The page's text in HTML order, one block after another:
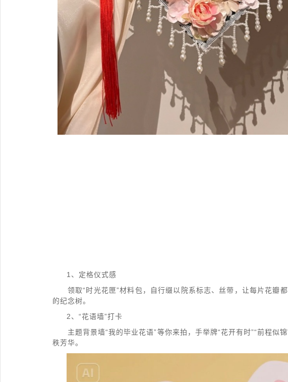
1、定格仪式感
领取“时光花匣”材料包，自行缀以院系标志、丝带，让每片花
的纪念树。
2、“花语墙”打卡
主题背景墙“我的毕业花语”等你来拍，手举牌“花开有时”“前程
秩芳华。